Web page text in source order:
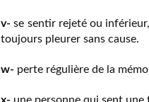
v- se sentir rejeté ou
toujours pleurer sans cause.
w- perte régulière de la